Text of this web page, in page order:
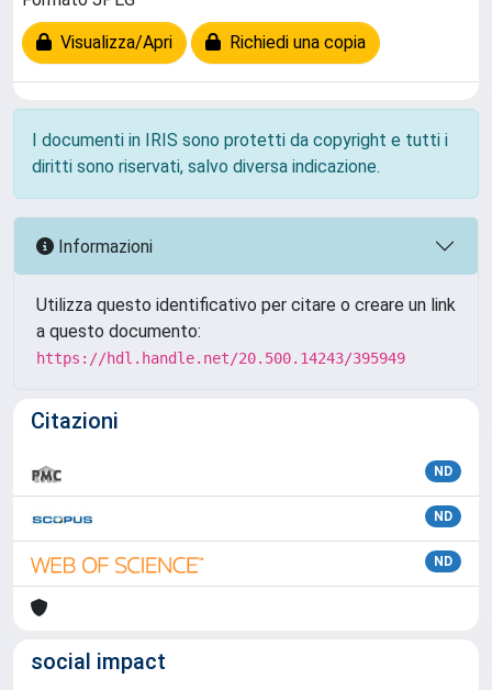
Visualizza/Apri Richiedi una copia
I documenti in IRIS sono protetti da copyright e tutti i
diritti sono riservati, salvo diversa indicazione.
Informazioni
Utilizza questo identificativo per citare o creare un link
a questo documento:
https://hdl.handle.net/20.500.14243/395949
Citazioni
ND
ND
ND
social impact